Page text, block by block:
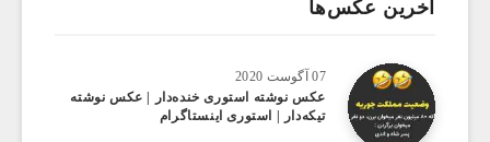
آخرین عکس‌ها
07 آگوست 2020
عکس ‌نوشته استوری خنده‌دار | عکس نوشته
تیکه‌دار | استوری اینستاگرام